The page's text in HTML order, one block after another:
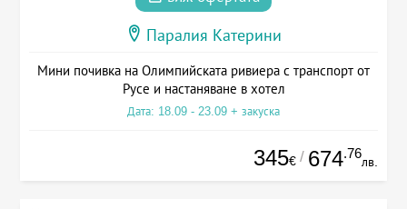
Паралия Катерини
Мини почивка на Олимпийската ривиера с транспорт от
Русе и настаняване в хотел
Дата: 18.09 - 23.09 + закуска
345€ / 674.76
лв.